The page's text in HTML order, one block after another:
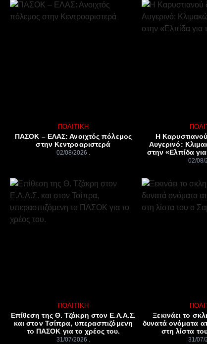
ΠΟΛΙΤΙΚΉ
ΠΑΣΟΚ – ΕΛΑΣ: Ανοιχτός πόλεμος
στην Κεντροαριστερά
02/08/2026
Η
Αυγερινό:
στην «Ελπίδα
02/08/
ΠΟΛΙΤΙΚΉ
Επίθεση της Θ. Τζάκρη στον Ε.Λ.Α.Σ.
και στον Τσίπρα, υπερασπιζόμενη
το ΠΑΣΟΚ για το χρέος του.
31/07/2026
Ξεκινάει το
δυνατά ονόματα
στη λίστα
31/07/